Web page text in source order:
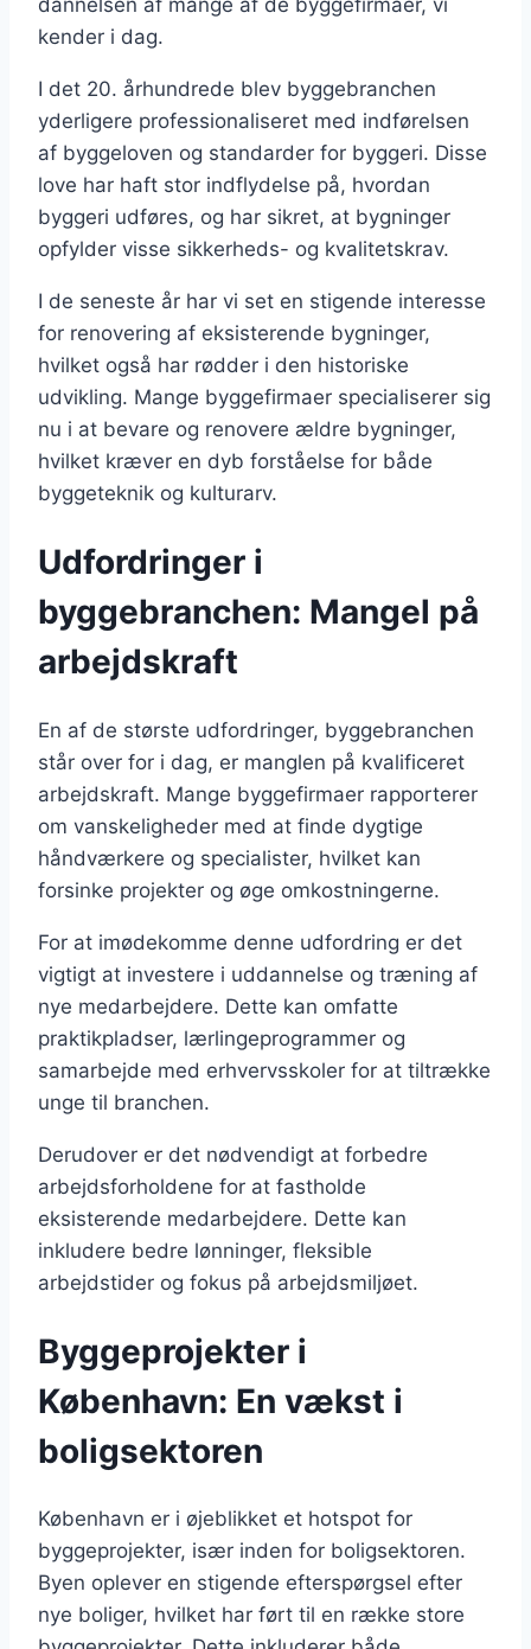
dannelsen af mange af de byggefirmaer, vi
kender i dag.
I det 20. århundrede blev byggebranchen
yderligere professionaliseret med indførelsen
af byggeloven og standarder for byggeri. Disse
love har haft stor indflydelse på, hvordan
byggeri udføres, og har sikret, at bygninger
opfylder visse sikkerheds- og kvalitetskrav.
I de seneste år har vi set en stigende interesse
for renovering af eksisterende bygninger,
hvilket også har rødder i den historiske
udvikling. Mange byggefirmaer specialiserer sig
nu i at bevare og renovere ældre bygninger,
hvilket kræver en dyb forståelse for både
byggeteknik og kulturarv.
Udfordringer i
byggebranchen: Mangel på
arbejdskraft
En af de største udfordringer, byggebranchen
står over for i dag, er manglen på kvalificeret
arbejdskraft. Mange byggefirmaer rapporterer
om vanskeligheder med at finde dygtige
håndværkere og specialister, hvilket kan
forsinke projekter og øge omkostningerne.
For at imødekomme denne udfordring er det
vigtigt at investere i uddannelse og træning af
nye medarbejdere. Dette kan omfatte
praktikpladser, lærlingeprogrammer og
samarbejde med erhvervsskoler for at tiltrække
unge til branchen.
Derudover er det nødvendigt at forbedre
arbejdsforholdene for at fastholde
eksisterende medarbejdere. Dette kan
inkludere bedre lønninger, fleksible
arbejdstider og fokus på arbejdsmiljøet.
Byggeprojekter i
København: En vækst i
boligsektoren
København er i øjeblikket et hotspot for
byggeprojekter, især inden for boligsektoren.
Byen oplever en stigende efterspørgsel efter
nye boliger, hvilket har ført til en række store